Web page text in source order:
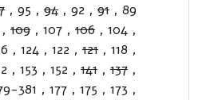
89
,
91
,
92
,
94
,
95
,
,
104
,
106
,
107
,
109
,
,
118
,
121
,
122
,
124
,
,
137
,
141
,
152
,
153
,
,
173
,
175
,
177
,
381